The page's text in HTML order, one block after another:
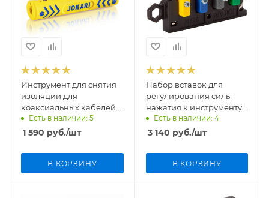
Инструмент для снятия
изоляции для
коаксиальных кабелей
JOKARI Secura Coaxi №1
30600
Есть в наличии: 5
1 590 руб./шт
В КОРЗИНУ
Набор вставок для
регулирования силы
нажатия к инструменту
арт.30900 JOKARI 30910
Есть в наличии: 4
3 140 руб./шт
В КОРЗИНУ